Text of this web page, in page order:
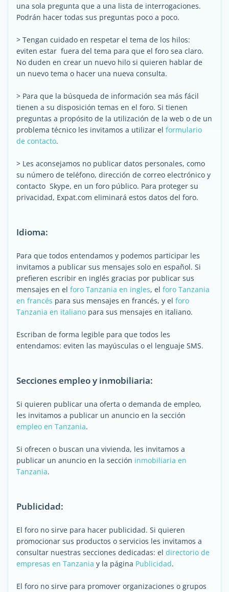
una sola pregunta que a una lista de interrogaciones.
Podrán hacer todas sus preguntas poco a poco.
> Tengan cuidado en respetar el tema de los hilos:
eviten estar fuera del tema para que el foro sea claro.
No duden en crear un nuevo hilo si quieren hablar de
un nuevo tema o hacer una nueva consulta.
> Para que la búsqueda de información sea más fácil
tienen a su disposición temas en el foro. Si tienen
preguntas a propósito de la utilización de la web o de un
problema técnico les invitamos a utilizar el formulario
de contacto.
> Les aconsejamos no publicar datos personales, como
su número de teléfono, dirección de correo electrónico y
contacto Skype, en un foro público. Para proteger su
privacidad, Expat.com eliminará estos datos del foro.
Idioma:
Para que todos entendamos y podemos participar les
invitamos a publicar sus mensajes solo en español. Si
prefieren escribir en inglés gracias por publicar sus
mensajes en el foro Tanzania en ingles, el foro Tanzania
en francés para sus mensajes en francés, y el foro
Tanzania en italiano para sus mensajes en italiano.
Escriban de forma legible para que todos les
entendamos: eviten las mayúsculas o el lenguaje SMS.
Secciones empleo y inmobiliaria:
Si quieren publicar una oferta o demanda de empleo,
les invitamos a publicar un anuncio en la sección
empleo en Tanzania.
Si ofrecen o buscan una vivienda, les invitamos a
publicar un anuncio en la sección inmobiliaria en
Tanzania.
Publicidad:
El foro no sirve para hacer publicidad. Si quieren
promocionar sus productos o servicios les invitamos a
consultar nuestras secciones dedicadas: el directorio de
empresas en Tanzania y la página Publicidad.
El foro no sirve para promover organizaciones o grupos